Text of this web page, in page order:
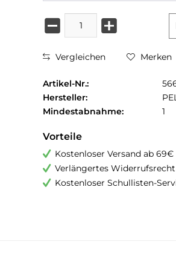
Vergleichen Merken
Artikel-Nr.:
Hersteller:
Mindestabnahme:
1
Vorteile
Kostenloser Versand ab 69€
Verlängertes Widerrufsrecht
Kostenloser Schullisten-